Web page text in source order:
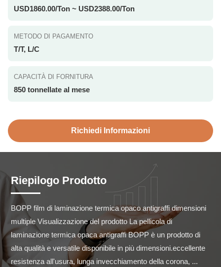
USD1860.00/Ton ~ USD2388.00/Ton
METODO DI PAGAMENTO
T/T, L/C
CAPACITÀ DI FORNITURA
850 tonnellate al mese
Richiedi Informazioni
Riepilogo Prodotto
BOPP film di laminazione termica opaco antigraffi dimensioni
multiple Visualizzazione del prodotto La pellicola di
laminazione termica opaca antigraffi BOPP è un prodotto di
alta qualità e versatile disponibile in più dimensioni.eccellente
resistenza all'usura, lunga invecchiamento della corona, ...